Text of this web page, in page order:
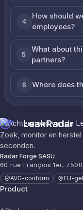
4
How should
employees?
5
What about
partners?
6 Where does
LeakRadar
Zoek, monitor en
seconden.
Radar Forge SASU
60 rue François 1er,
AVG-conform EU-
Product